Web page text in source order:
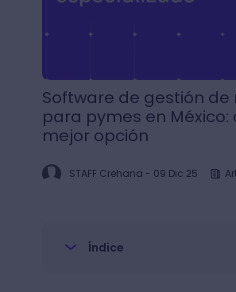
Software de gestión de
para pymes en México:
mejor opción
STAFF Crehana - 09 Dic 25
Índice